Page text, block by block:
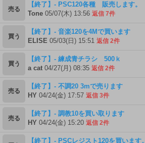
売る
【終了】- PSC120各種 販売します。
Tone 05/07(木) 13:56 返信 7件
買う
【終了】- 音楽120を4Mで買います
ELISE 05/03(日) 15:51 返信 2件
買う
【終了】- 練成青チラシ 500ｋ
a cat 04/27(月) 08:35 返信 2件
売る
【終了】- 不調20 3mで売ります
HY 04/24(金) 17:57 返信 3件
売る
【終了】- 調教10を買い取ります
HY 04/24(金) 15:20 返信 2件
【終了】- PSCレジスト120を買います。